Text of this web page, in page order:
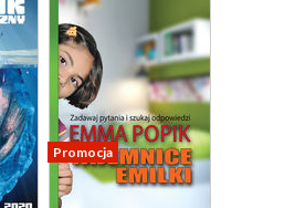
Promocja